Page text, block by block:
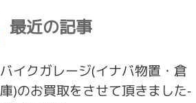
最近の記事
バイクガレージ(イナバ物置・倉
庫)のお買取をさせて頂きました-